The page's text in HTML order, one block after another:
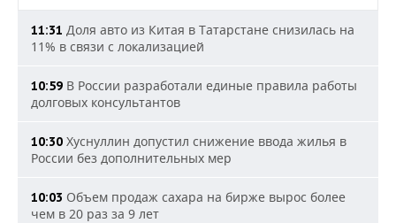
11:31 Доля авто из Китая в Татарстане снизилась на
11% в связи с локализацией
10:59 В России разработали единые правила работы
долговых консультантов
10:30 Хуснуллин допустил снижение ввода жилья в
России без дополнительных мер
10:03 Объем продаж сахара на бирже вырос более
чем в 20 раз за 9 лет